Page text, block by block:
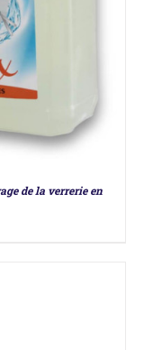
de la verrerie en